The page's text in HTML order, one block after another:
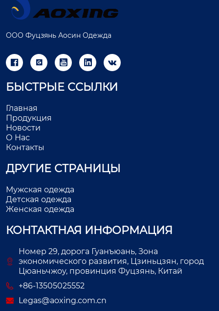
ООО Фуцзянь Аосин Одежда
    
БЫСТРЫЕ ССЫЛКИ
Главная
Продукция
Новости
О Нас
Контакты
ДРУГИЕ СТРАНИЦЫ
Мужская одежда
Детская одежда
Женская одежда
КОНТАКТНАЯ ИНФОРМАЦИЯ
Номер 29, дорога Гуанъюань, Зона
экономического развития, Цзиньцзян, город
Цюаньчжоу, провинция Фуцзянь, Китай
+86-13505025552
Legas@aoxing.com.cn